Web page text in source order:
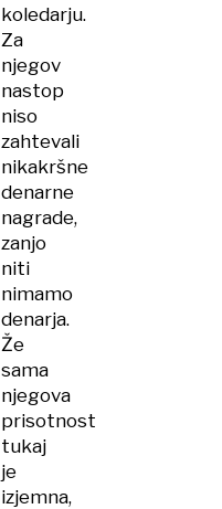
koledarju.
Za
njegov
nastop
niso
zahtevali
nikakršne
denarne
nagrade,
zanjo
niti
nimamo
denarja.
Že
sama
njegova
prisotnost
tukaj
je
izjemna,